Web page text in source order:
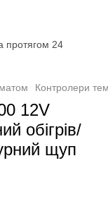
протягом 24
Контролери
12V
обігрів/
щуп